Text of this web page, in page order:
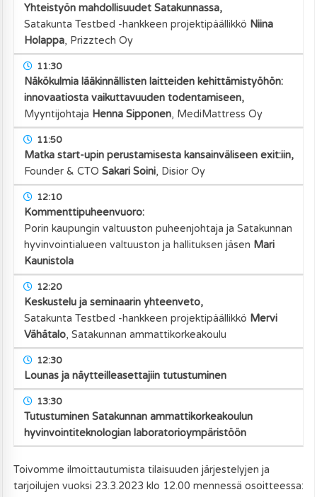
Yhteistyön mahdollisuudet Satakunnassa,
Satakunta Testbed -hankkeen projektipäällikkö Niina
Holappa, Prizztech Oy
11:30
Näkökulmia lääkinnällisten laitteiden kehittämistyöhön:
innovaatiosta vaikuttavuuden todentamiseen,
Myyntijohtaja Henna Sipponen, MediMattress Oy
11:50
Matka start-upin perustamisesta kansainväliseen exit:iin,
Founder & CTOSakari Soini, Disior Oy
12:10
Kommenttipuheenvuoro:
Porin kaupungin valtuuston puheenjohtaja ja Satakunnan
hyvinvointialueen valtuuston ja hallituksen jäsen Mari
Kaunistola
12:20
Keskustelu ja seminaarin yhteenveto,
Satakunta Testbed -hankkeen projektipäällikkö Mervi
Vähätalo,Satakunnan ammattikorkeakoulu
12:30
Lounas ja näytteilleasettajiin tutustuminen
13:30
Tutustuminen Satakunnan ammattikorkeakoulun
hyvinvointiteknologian laboratorioympäristöön
Toivomme ilmoittautumista tilaisuuden järjestelyjen ja
tarjoilujen vuoksi 23.3.2023 klo 12.00 mennessä osoitteessa: